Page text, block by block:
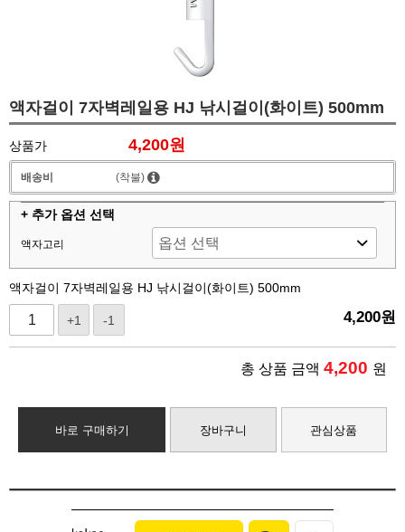
액자걸이 7자벽레일용 HJ 낚시걸이(화이트) 500mm
상품가 4,200원
배송비 (착불)
+ 추가 옵션 선택
액자고리
액자걸이 7자벽레일용 HJ 낚시걸이(화이트) 500mm
+1 -1 4,200원
총 상품 금액 4,200 원
바로 구매하기 장바구니 관심상품